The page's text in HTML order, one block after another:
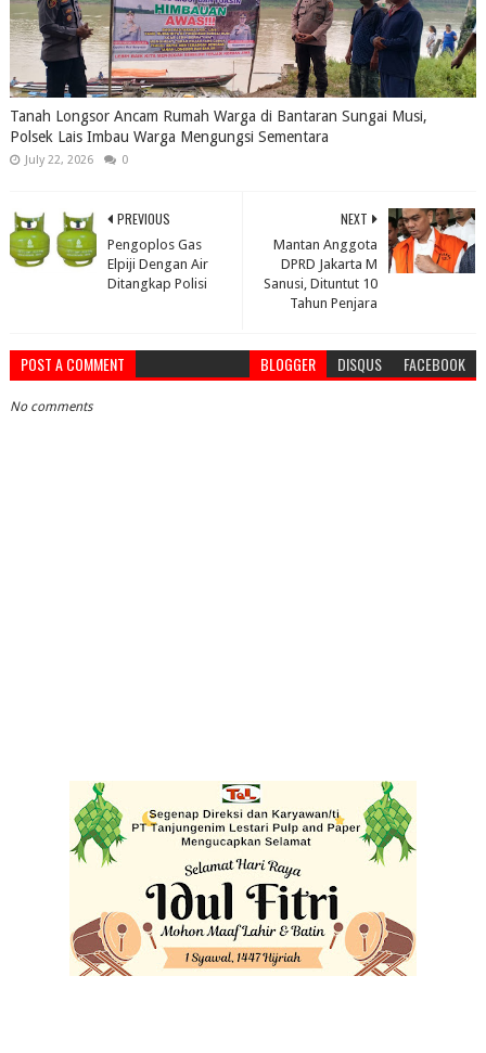
Tanah Longsor Ancam Rumah Warga di Bantaran Sungai Musi,
Polsek Lais Imbau Warga Mengungsi Sementara
July 22, 2026 0
NEXT
Mantan Anggota
DPRD Jakarta M
Sanusi, Dituntut 10
Tahun Penjara
PREVIOUS
Pengoplos Gas
Elpiji Dengan Air
Ditangkap Polisi
POST A COMMENT BLOGGER DISQUS FACEBOOK
No comments